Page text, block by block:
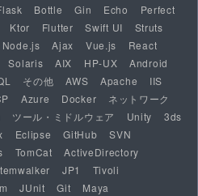
Bottle Gin Echo
Perfect
Ktor Flutter Swift UI
Struts
Node.js Ajax Vue.js
React
Solaris AIX HP-UX
Android
その他 AWS Apache
IIS
Azure Docker
ネットワーク
ツール・ミドルウェア Unity
3ds
Eclipse GitHub
SVN
TomCat
ActiveDirectory
JP1
Tivoli
JUnit Git
Maya